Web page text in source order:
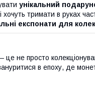
унікальний
хочуть тримати в руках
експонати для
це не просто
в епоху, де